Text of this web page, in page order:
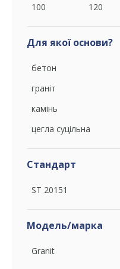
100 120
Для якої основи?
бетон
граніт
камінь
цегла суцільна
Стандарт
ST 20151
Модель/марка
Granit